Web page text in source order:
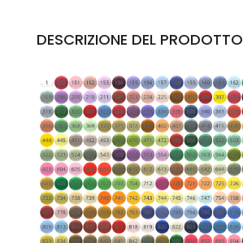
DESCRIZIONE DEL PRODOTTO